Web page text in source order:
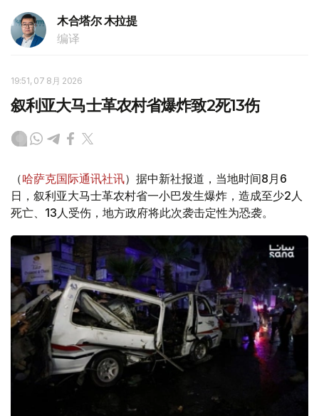
木合塔尔 木拉提
编译
19:51, 07 8月 2026
叙利亚大马士革农村省爆炸致2死13伤
（哈萨克国际通讯社讯）据中新社报道，当地时间8月6
日，叙利亚大马士革农村省一小巴发生爆炸，造成至少2人
死亡、13人受伤，地方政府将此次袭击定性为恐袭。